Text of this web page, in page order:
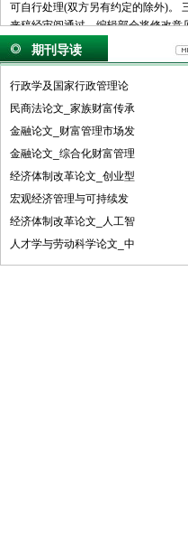
可自行处理(双方另有约定的除外)。
来稿经审阅通过，编辑部会将修改意
馈给您，您应在收到通知7天内提交
稿。作者享有引用和复制该文的权利
作权法的其它权利。 四、一般来说，
文章，不能说清问题，很难保证学术质
量，本刊恕不受理。 五、论文格式及
素：标题、作者、工作单位全称(院系
室)、摘要、关键词、正文、注释、参
查看参考文献格式示例)、作者简介
内)、联系方式(通信地址、邮编、电话
电子信箱)。 六、处理流程：（1） 通
期刊导读
行政学及国家行政管理论
民商法论文_家族财富传承
金融论文_财富管理市场发
金融论文_综合化财富管理
经济体制改革论文_创业型
宏观经济管理与可持续发
经济体制改革论文_人工智
人才学与劳动科学论文_中